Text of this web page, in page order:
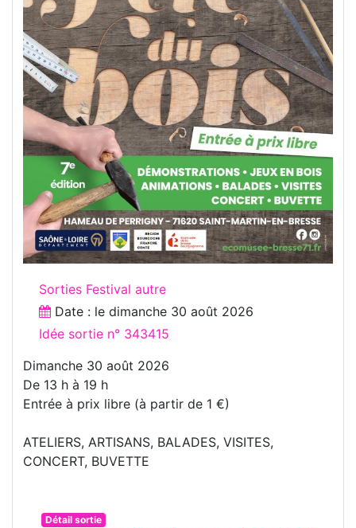
Sorties Festival autre
Date : le dimanche 30 août 2026
Idée sortie n° 343415
Dimanche 30 août 2026
De 13 h à 19 h
Entrée à prix libre (à partir de 1 €)
ATELIERS, ARTISANS, BALADES, VISITES,
CONCERT, BUVETTE
Détail sortie